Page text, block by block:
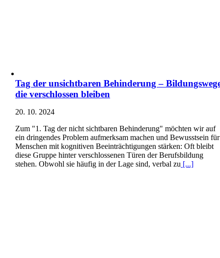
Tag der unsichtbaren Behinderung –
die verschlossen bleiben
20. 10. 2024
Zum "1. Tag der nicht sichtbaren Behinderung" möchten wir auf
ein dringendes Problem aufmerksam machen und Bewusstsein für
Menschen mit kognitiven Beeinträchtigungen stärken: Oft bleibt
diese Gruppe hinter verschlossenen Türen der Berufsbildung
stehen. Obwohl sie häufig in der Lage sind, verbal zu [...]